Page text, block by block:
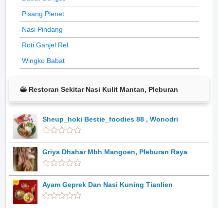
Pisang Plenet
Nasi Pindang
Roti Ganjel Rel
Wingko Babat
Restoran Sekitar Nasi Kulit Mantan, Pleburan
Sheup_hoki Bestie_foodies 88 , Wonodri
Griya Dhahar Mbh Mangoen, Pleburan Raya
Ayam Geprek Dan Nasi Kuning Tianlien